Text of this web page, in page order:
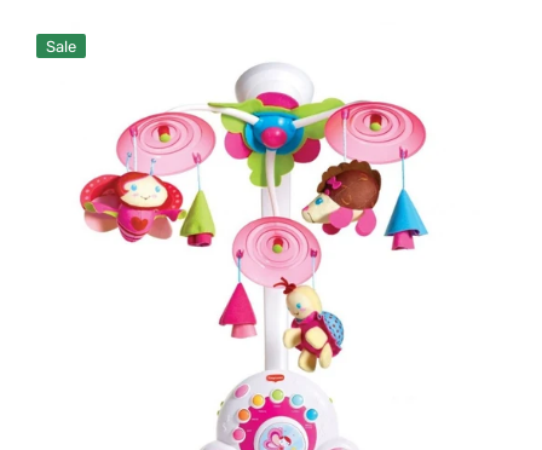
Musikmobile
TinySale